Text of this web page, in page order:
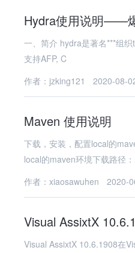
Hydra使用说明——
一、简介 hydra是著名***组
支持AFP, C
作者：jzking121
2020-08-
Maven 使用说明
下载，安装，配置local的
local的maven环境下载路径
作者：xiaosawuhen
2020-
Visual AssixtX
Visual AssixtX 10.6.1908在